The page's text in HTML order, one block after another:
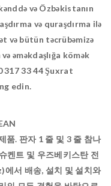
və Özbəkistanın
və quraşdırma ilə
və bütün təcrübəmizə
əməkdaşlığa kömək
317 33 44 Şuxrat
edin.
. 판자 1 줄 및 3 줄 참나
켄트 및 우즈베키스탄 전
서 배송, 설치 및 설치와